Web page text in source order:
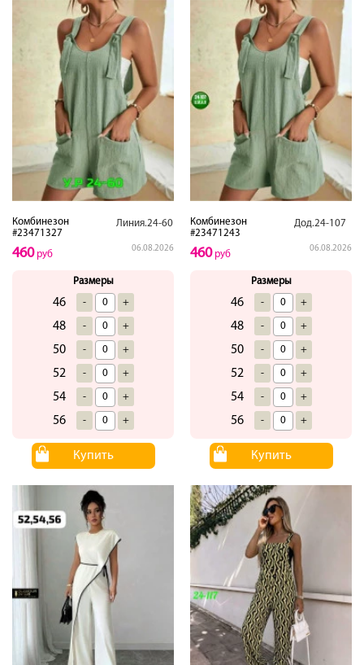
Комбинезон
#23471327
Линия.24-60
06.08.2026
460руб
Размеры
46 - +
48 - +
50 - +
52 - +
54 - +
56 - +
Купить
Комбинезон
#23471243
Дод.24-107
06.08.2026
460руб
Размеры
46 - +
48 - +
50 - +
52 - +
54 - +
56 - +
Купить